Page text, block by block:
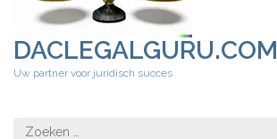
DACLEGALGURU.COM
Uw partner voor juridisch succes